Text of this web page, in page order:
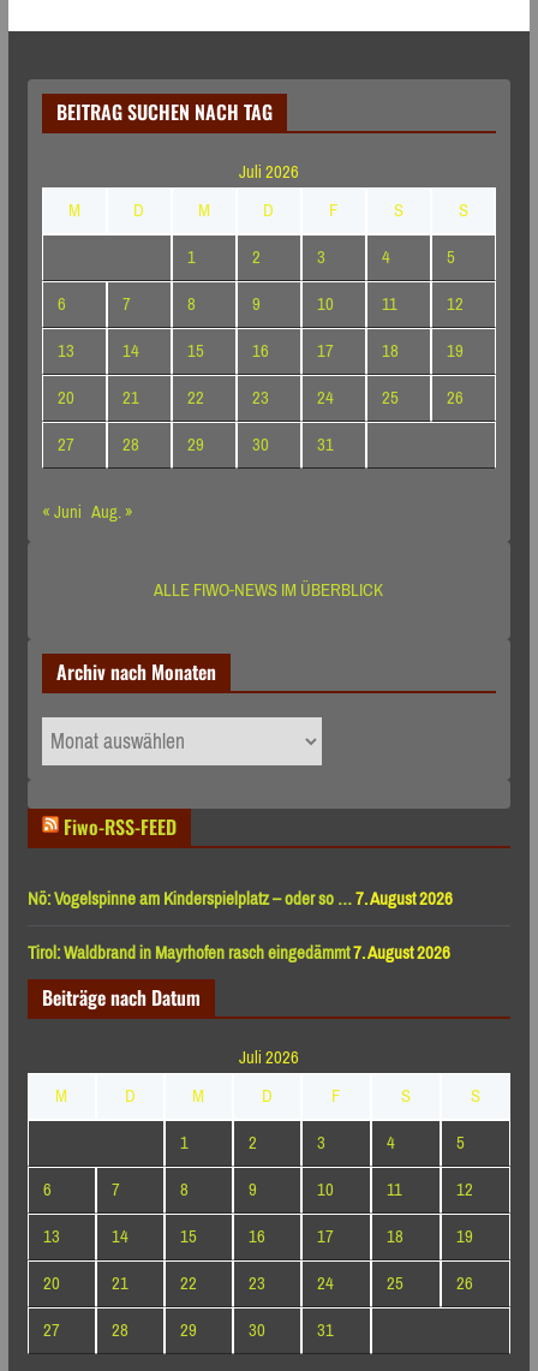
BEITRAG SUCHEN NACH TAG
Juli 2026
M
D M D F S
S
1
2 3 4
5
6
7 8 9 10 11
12
13
14 15 16 17 18
19
20
21 22 23 24 25
26
27
28 29 30
31
« Juni Aug. »
ALLE FIWO-NEWS IM ÜBERBLICK
Archiv nach Monaten
Archiv
nach
Fiwo-RSS-FEED
Nö: Vogelspinne am Kinderspielplatz – oder so …7. August 2026
Tirol: Waldbrand in Mayrhofen rasch eingedämmt7. August 2026
Beiträge nach Datum
Juli 2026
M
D M D F S
S
1
2 3 4
5
6
7 8 9 10 11
12
13
14 15 16 17 18
19
20
21 22 23 24 25
26
27
28 29 30 31